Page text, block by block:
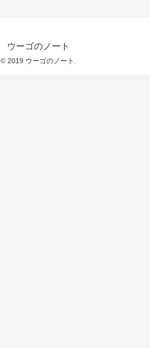
ウーゴのノート
© 2019 ウーゴのノート.